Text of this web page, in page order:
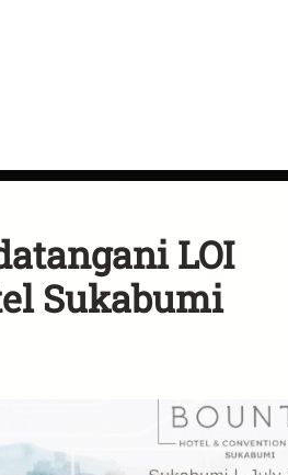
LOI
Sukabumi